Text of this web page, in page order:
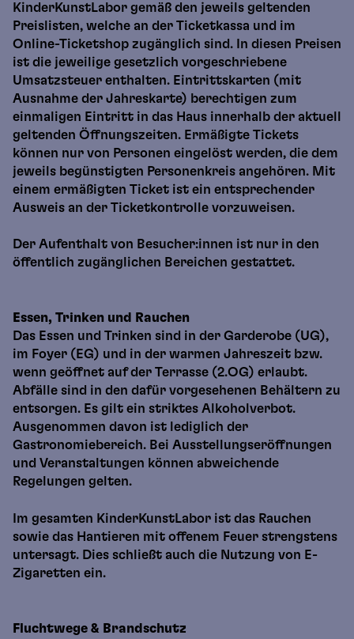
KinderKunstLabor gemäß den jeweils geltenden
Preislisten, welche an der Ticketkassa und im
Online-Ticketshop zugänglich sind. In diesen Preisen
ist die jeweilige gesetzlich vorgeschriebene
Umsatzsteuer enthalten. Eintrittskarten (mit
Ausnahme der Jahreskarte) berechtigen zum
einmaligen Eintritt in das Haus innerhalb der aktuell
geltenden Öffnungszeiten. Ermäßigte Tickets
können nur von Personen eingelöst werden, die dem
jeweils begünstigten Personenkreis angehören. Mit
einem ermäßigten Ticket ist ein entsprechender
Ausweis an der Ticketkontrolle vorzuweisen.
Der Aufenthalt von Besucher:innen ist nur in den
öffentlich zugänglichen Bereichen gestattet.
Essen, Trinken und Rauchen
Das Essen und Trinken sind in der Garderobe (UG),
im Foyer (EG) und in der warmen Jahreszeit bzw.
wenn geöffnet auf der Terrasse (2.OG) erlaubt.
Abfälle sind in den dafür vorgesehenen Behältern zu
entsorgen. Es gilt ein striktes Alkoholverbot.
Ausgenommen davon ist lediglich der
Gastronomiebereich. Bei Ausstellungseröffnungen
und Veranstaltungen können abweichende
Regelungen gelten.
Im gesamten KinderKunstLabor ist das Rauchen
sowie das Hantieren mit offenem Feuer strengstens
untersagt. Dies schließt auch die Nutzung von E-
Zigaretten ein.
Fluchtwege & Brandschutz